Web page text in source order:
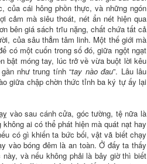
của cái hông phồn thực, và những ngón
cảm mà siêu thoát, nét ẩn nét hiện qua
bên giá sách trĩu nặng, chất chứa tất cả
của sâu thẳm tâm linh. Một thế giới mà
có một cuốn trong số đó, giữa ngột ngạt
bật móng tay, lúc trở về vừa buột lời kêu
như trung tính “tay nào đau”. Lâu lâu
giữa chập chờn thức tỉnh ba ký tự ấy lại
vào sau cánh cửa, góc tường, tệ nữa là
ai có thể phát hiện mà quát nạt hay
có gì khiến ta bức bối, vật vã biết chạy
vào bóng đêm là an toàn. Ở đấy ta thấy
và nếu không phải là bây giờ thì biết